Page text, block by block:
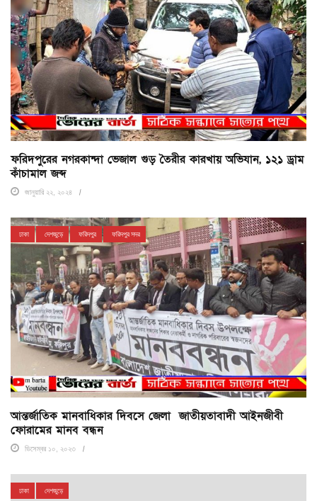
ফরিদপুরের নগরকান্দা ভেজাল গুড় তৈরীর কারখায় অভিযান, ১২১ ড্রাম
কাঁচামাল জব্দ
জানুয়ারি ২২, ২০২৪
ঢাকা দেশজুড়ে ফরিদপুর ফরিদপুর সদর
আন্তর্জাতিক মানবাধিকার দিবসে জেলা জাতীয়তাবাদী আইনজীবী
ফোরামের মানব বন্ধন
ডিসেম্বর ১০, ২০২৩
ঢাকা দেশজুড়ে